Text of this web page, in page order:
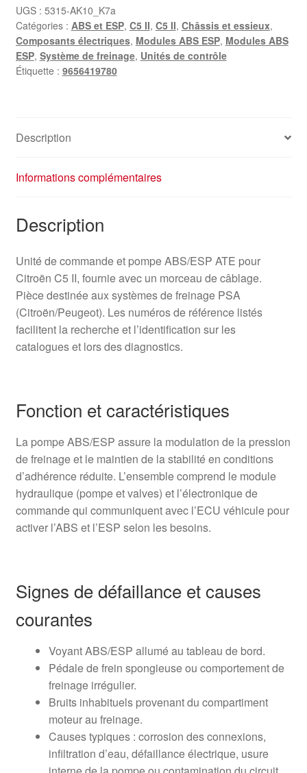
ATE
+
Morceau
de
Câblage
9656419780
1146.3
0188.4
UGS : 5315-AK10_K7a
Catégories : ABS et ESP, C5 II, C5 II, Châssis et essieux,
Composants électriques, Modules ABS ESP, Modules ABS
ESP, Système de freinage, Unités de contrôle
Étiquette : 9656419780
Description
Informations complémentaires
Description
Unité de commande et pompe ABS/ESP ATE pour
Citroën C5 II, fournie avec un morceau de câblage.
Pièce destinée aux systèmes de freinage PSA
(Citroën/Peugeot). Les numéros de référence listés
facilitent la recherche et l’identification sur les
catalogues et lors des diagnostics.
Fonction et caractéristiques
La pompe ABS/ESP assure la modulation de la pression
de freinage et le maintien de la stabilité en conditions
d’adhérence réduite. L’ensemble comprend le module
hydraulique (pompe et valves) et l’électronique de
commande qui communiquent avec l’ECU véhicule pour
activer l’ABS et l’ESP selon les besoins.
Signes de défaillance et causes
courantes
Voyant ABS/ESP allumé au tableau de bord.
Pédale de frein spongieuse ou comportement de
freinage irrégulier.
Bruits inhabituels provenant du compartiment
moteur au freinage.
Causes typiques : corrosion des connexions,
infiltration d’eau, défaillance électrique, usure